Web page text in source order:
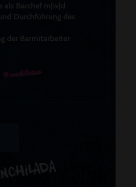
als Barchef m|w|d
Durchführung des
der Barmitarbeiter